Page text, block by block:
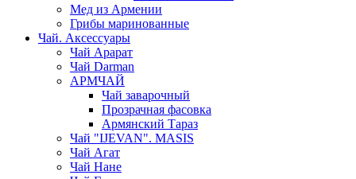
Мед из Армении
Грибы маринованные
Чай. Аксессуары
Чай Арарат
Чай Darman
АРМЧАЙ
Чай заварочный
Прозрачная фасовка
Армянский Тараз
Чай "IJEVAN". MASIS
Чай Агат
Чай Нане